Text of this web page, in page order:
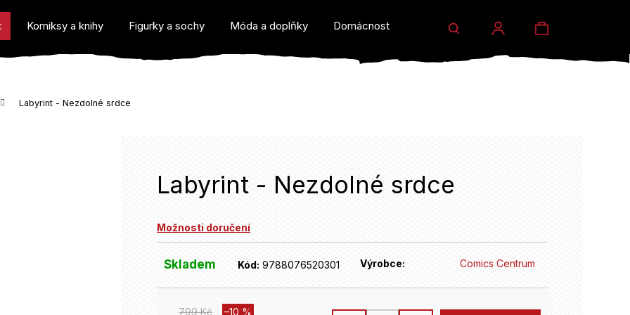
Komiksy a knihy Figurky a sochy Móda a doplňky Domácnost a dárky Prodejny Eventy
Hledat
Přihlášení
Nákupní
Labyrint - Nezdolné srdce
Labyrint - Nezdolné srdce
Možnosti doručení
Skladem Kód: 9788076520301 Výrobce: Comics Centrum
799 Kč –10 %